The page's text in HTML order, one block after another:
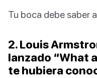
Tu boca debe saber
2. Louis
lanzado “What
te hubiera